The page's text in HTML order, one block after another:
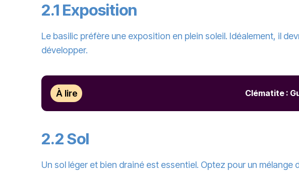
2.1 Exposition
Le basilic préfère une exposition en plein soleil. Idéalement, il
développer.
À lire Clématite :
2.2 Sol
Un sol léger et bien drainé est essentiel. Optez pour un